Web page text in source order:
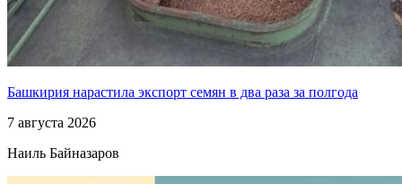
Башкирия нарастила экспорт семян в два раза за полгода
7 августа 2026
Наиль Байназаров